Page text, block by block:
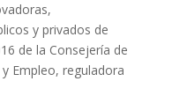
y privados de
de la Consejería de
Empleo, reguladora